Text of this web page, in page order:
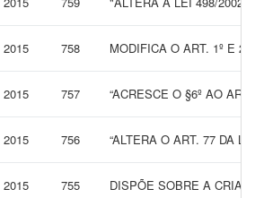
2015 758 MODIFICA O ART. 1º E
2015 757 “ACRESCE O §6º AO
2015 756 “ALTERA O ART. 77 DA
2015 755 DISPÕE SOBRE A